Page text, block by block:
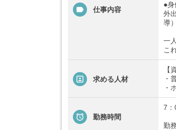
仕事内容
●
外
導
一
こ
求める人材
【
・
・
勤務時間
7：
勤